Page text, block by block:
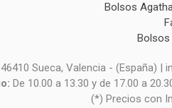
Bolsos
Bolsos
Sueca, Valencia - (España) |
De 10.00 a 13.30 y de 17.00 a
(*) Precios con